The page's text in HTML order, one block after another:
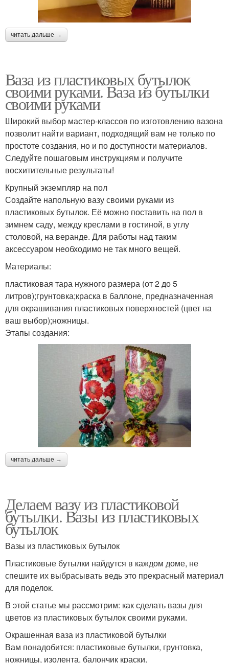
читать дальше →
Ваза из пластиковых бутылок
своими руками. Ваза из бутылки
своими руками
Широкий выбор мастер-классов по изготовлению вазона
позволит найти вариант, подходящий вам не только по
простоте создания, но и по доступности материалов.
Следуйте пошаговым инструкциям и получите
восхитительные результаты!
Крупный экземпляр на пол
Создайте напольную вазу своими руками из
пластиковых бутылок. Её можно поставить на пол в
зимнем саду, между креслами в гостиной, в углу
столовой, на веранде. Для работы над таким
аксессуаром необходимо не так много вещей.
Материалы:
пластиковая тара нужного размера (от 2 до 5
литров);грунтовка;краска в баллоне, предназначенная
для окрашивания пластиковых поверхностей (цвет на
ваш выбор);ножницы.
Этапы создания:
читать дальше →
Делаем вазу из пластиковой
бутылки. Вазы из пластиковых
бутылок
Вазы из пластиковых бутылок
Пластиковые бутылки найдутся в каждом доме, не
спешите их выбрасывать ведь это прекрасный материал
для поделок.
В этой статье мы рассмотрим: как сделать вазы для
цветов из пластиковых бутылок своими руками.
Окрашенная ваза из пластиковой бутылки
Вам понадобится: пластиковые бутылки, грунтовка,
ножницы, изолента, балончик краски.